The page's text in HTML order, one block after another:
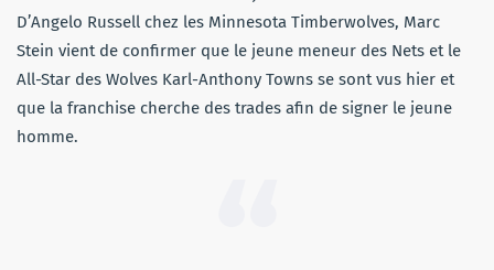
D’Angelo Russell chez les Minnesota Timberwolves, Marc
Stein vient de confirmer que le jeune meneur des Nets et le
All-Star des Wolves Karl-Anthony Towns se sont vus hier et
que la franchise cherche des trades afin de signer le jeune
homme.